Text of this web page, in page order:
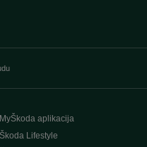
MyŠkoda aplikacija
Škoda Lifestyle